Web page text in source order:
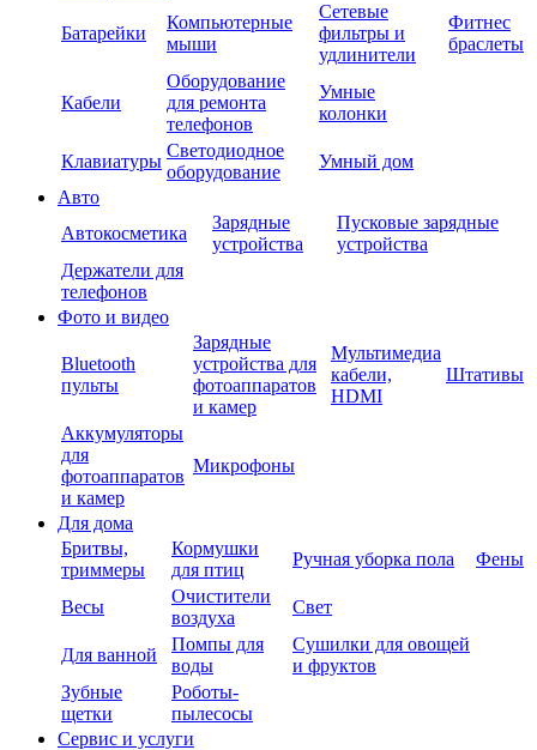
Батарейки
Компьютерные
мыши
Сетевые
фильтры и
удлинители
Фитнес
браслеты
Кабели
Оборудование
для ремонта
телефонов
Умные
колонки
Клавиатуры
Светодиодное
оборудование
Умный дом
Авто
Автокосметика
Зарядные
устройства
Пусковые зарядные
устройства
Держатели для
телефонов
Фото и видео
Bluetooth
пульты
Зарядные
устройства для
фотоаппаратов
и камер
Мультимедиа
кабели,
HDMI
Штативы
Аккумуляторы
для
фотоаппаратов
и камер
Микрофоны
Для дома
Бритвы,
триммеры
Кормушки
для птиц
Ручная уборка пола Фены
Весы
Очистители
воздуха
Свет
Для ванной
Помпы для
воды
Сушилки для овощей
и фруктов
Зубные
щетки
Роботы-
пылесосы
Сервис и услуги